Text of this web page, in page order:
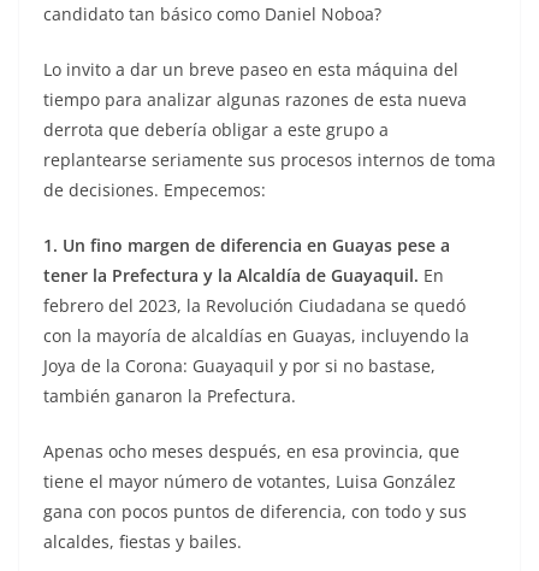
candidato tan básico como Daniel Noboa?
Lo invito a dar un breve paseo en esta máquina del
tiempo para analizar algunas razones de esta nueva
derrota que debería obligar a este grupo a
replantearse seriamente sus procesos internos de toma
de decisiones. Empecemos:
1. Un fino margen de diferencia en Guayas pese a
tener la Prefectura y la Alcaldía de Guayaquil. En
febrero del 2023, la Revolución Ciudadana se quedó
con la mayoría de alcaldías en Guayas, incluyendo la
Joya de la Corona: Guayaquil y por si no bastase,
también ganaron la Prefectura.
Apenas ocho meses después, en esa provincia, que
tiene el mayor número de votantes, Luisa González
gana con pocos puntos de diferencia, con todo y sus
alcaldes, fiestas y bailes.